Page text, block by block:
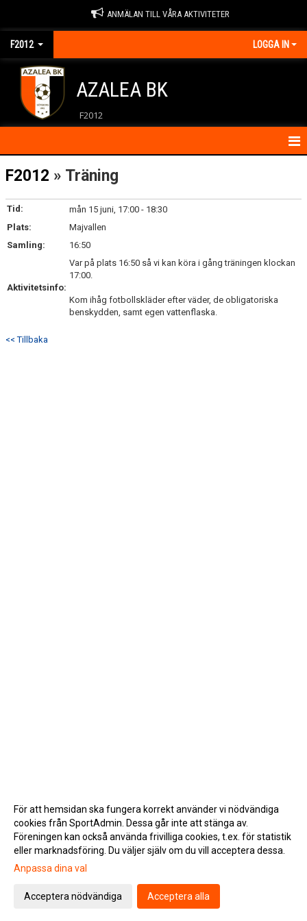
ANMÄLAN TILL VÅRA AKTIVITETER
F2012 LOGGA IN
AZALEA BK
F2012
HEM
NYHETER
KALENDER
KONTAKT
F2012 » Träning
Tid:
mån 15 juni, 17:00 - 18:30
Plats:
Majvallen
Samling:
16:50
Aktivitetsinfo:
Var på plats 16:50 så vi kan köra i gång träningen klockan
17:00.
Kom ihåg fotbollskläder efter väder, de obligatoriska
benskydden, samt egen vattenflaska.
<< Tillbaka
Gå till Webbversion
För att hemsidan ska fungera korrekt använder vi nödvändiga
cookies från SportAdmin. Dessa går inte att stänga av.
Föreningen kan också använda frivilliga cookies, t.ex. för statistik
eller marknadsföring. Du väljer själv om du vill acceptera dessa.
Anpassa dina val
Acceptera nödvändiga Acceptera alla